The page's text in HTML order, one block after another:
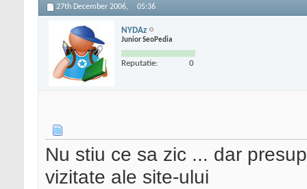
27th December 2006, 05:36
NYDAz
Junior SeoPedia
Reputatie: 0
Nu stiu ce sa zic ... dar
vizitate ale site-ului